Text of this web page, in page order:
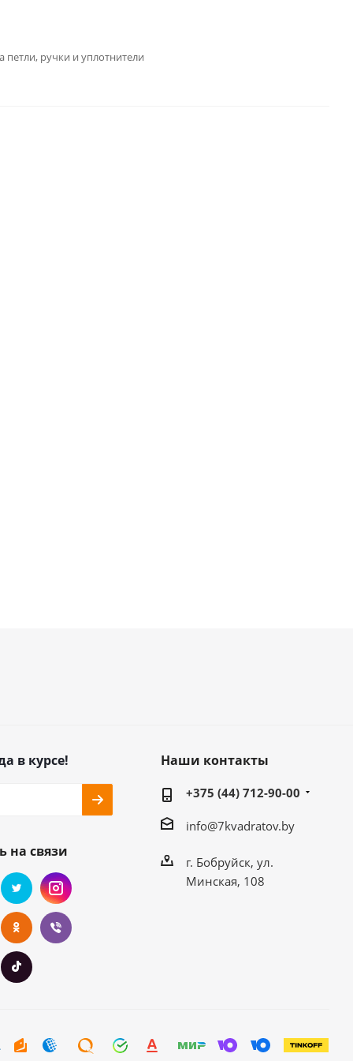
петли, ручки и уплотнители
в курсе!
на связи
Наши контакты
+375 (44) 712-90-00
info@7kvadratov.by
г. Бобруйск, ул.
Минская, 108